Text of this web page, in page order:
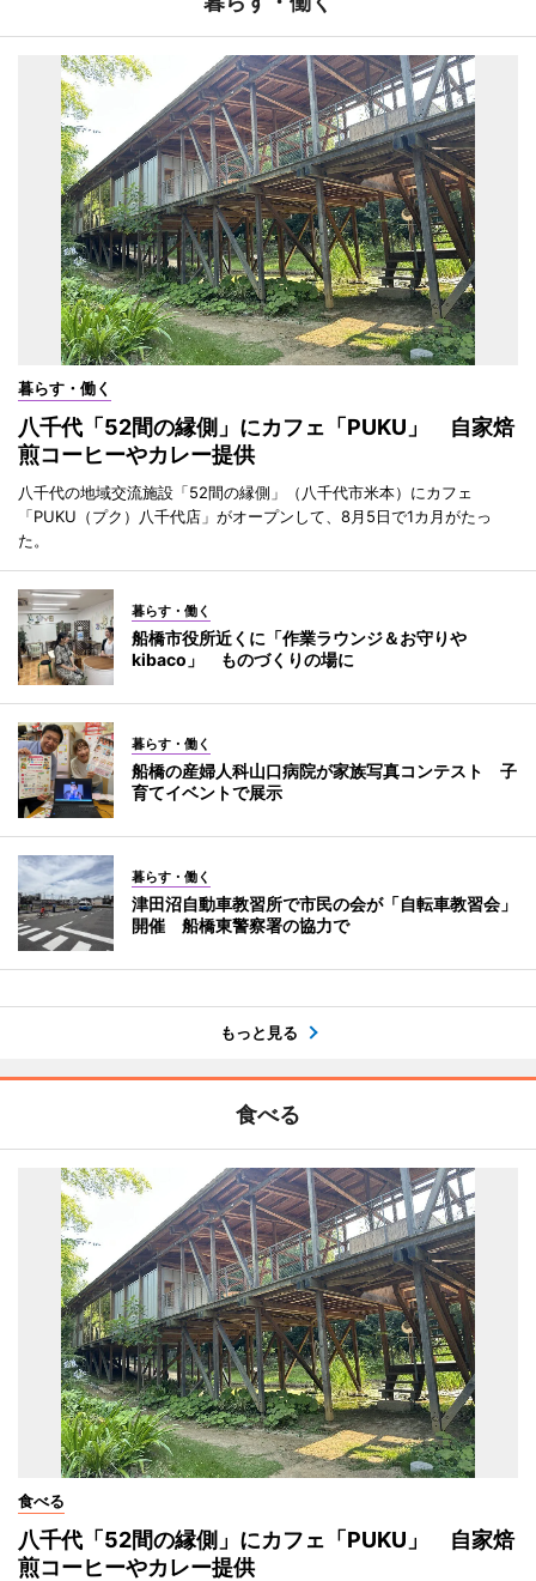
暮らす・働く
八千代「52間の縁側」にカフェ「PUKU」 自家焙
煎コーヒーやカレー提供
八千代の地域交流施設「52間の縁側」（八千代市米本）にカフェ
「PUKU（プク）八千代店」がオープンして、8月5日で1カ月がたっ
た。
暮らす・働く
船橋市役所近くに「作業ラウンジ＆お守りや
kibaco」 ものづくりの場に
暮らす・働く
船橋の産婦人科山口病院が家族写真コンテスト 子
育てイベントで展示
暮らす・働く
津田沼自動車教習所で市民の会が「自転車教習会」
開催 船橋東警察署の協力で
もっと見る
食べる
食べる
八千代「52間の縁側」にカフェ「PUKU」 自家焙
煎コーヒーやカレー提供